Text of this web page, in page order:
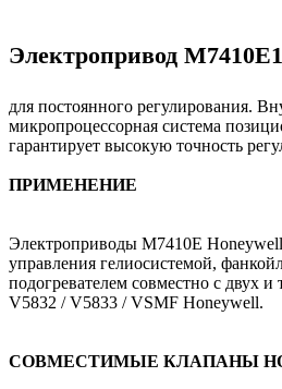
Электропривод
для постоянного регулирования.
микропроцессорная система
гарантирует высокую точность
ПРИМЕНЕНИЕ
Электроприводы M7410E
управления гелиосистемой,
подогревателем совместно с двух
V5832 / V5833 / VSMF Honeywell.
СОВМЕСТИМЫЕ КЛАПАНЫ